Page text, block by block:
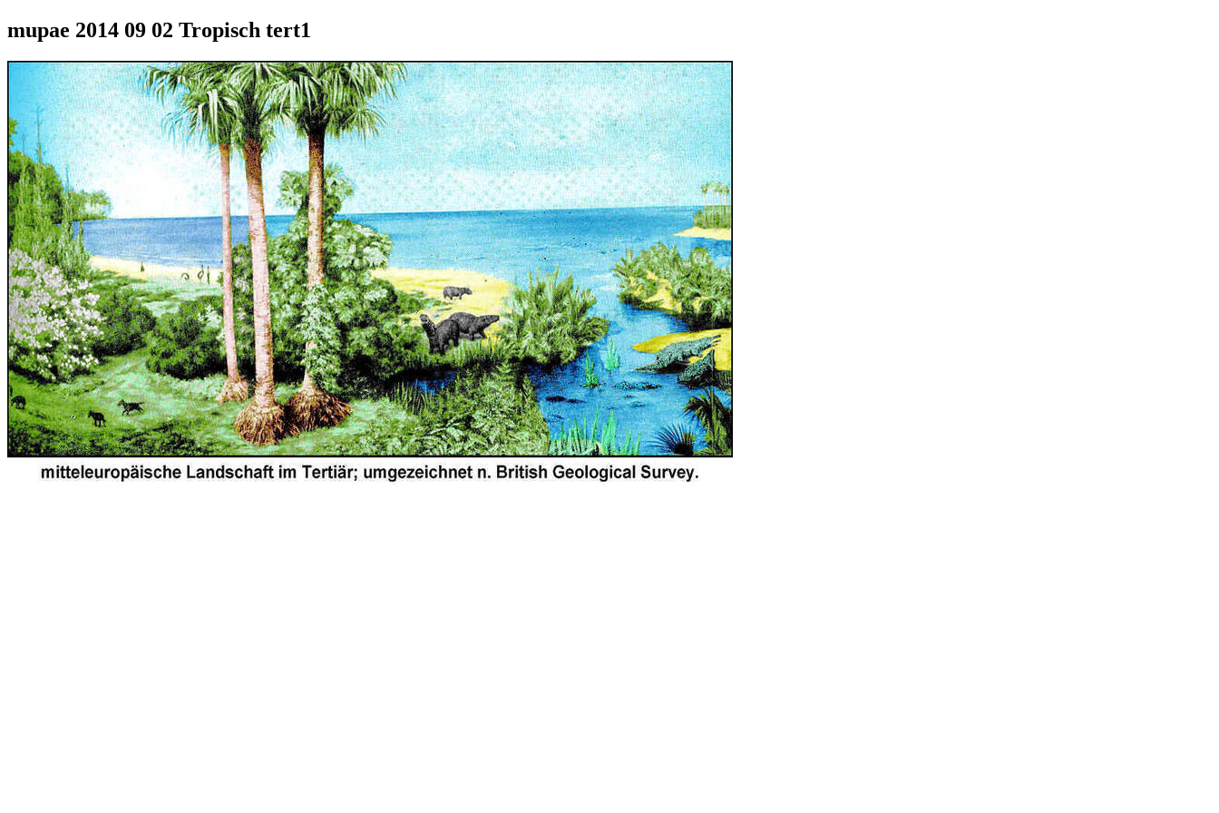
mupae 2014 09 02 Tropisch tert1